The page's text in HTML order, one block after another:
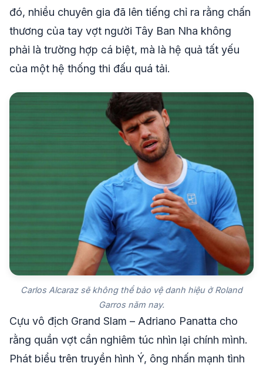
đó, nhiều chuyên gia đã lên tiếng chỉ ra rằng chấn
thương của tay vợt người Tây Ban Nha không
phải là trường hợp cá biệt, mà là hệ quả tất yếu
của một hệ thống thi đấu quá tải.
Carlos Alcaraz sẽ không thể bảo vệ danh hiệu ở Roland
Garros năm nay.
Cựu vô địch Grand Slam – Adriano Panatta cho
rằng quần vợt cần nghiêm túc nhìn lại chính mình.
Phát biểu trên truyền hình Ý, ông nhấn mạnh tình